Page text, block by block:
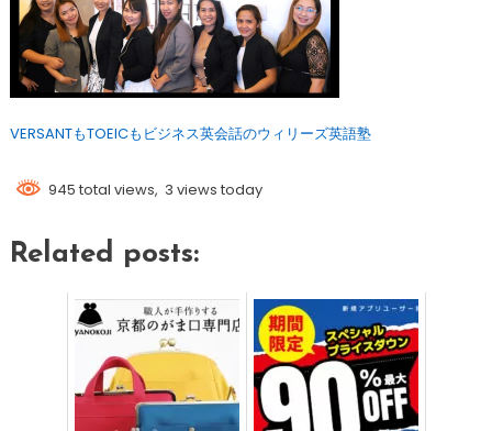
VERSANTもTOEICもビジネス英会話のウィリーズ英語塾
945 total views, 3 views today
Related posts: